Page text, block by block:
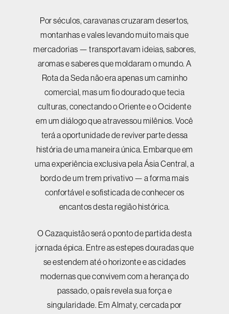
Por séculos, caravanas cruzaram desertos,
montanhas e vales levando muito mais que
mercadorias — transportavam ideias, sabores,
aromas e saberes que moldaram o mundo. A
Rota da Seda não era apenas um caminho
comercial, mas um fio dourado que tecia
culturas, conectando o Oriente e o Ocidente
em um diálogo que atravessou milênios. Você
terá a oportunidade de reviver parte dessa
história de uma maneira única. Embarque em
uma experiência exclusiva pela Ásia Central, a
bordo de um trem privativo — a forma mais
confortável e sofisticada de conhecer os
encantos desta região histórica.
O Cazaquistão será o ponto de partida desta
jornada épica. Entre as estepes douradas que
se estendem até o horizonte e as cidades
modernas que convivem com a herança do
passado, o país revela sua força e
singularidade. Em Almaty, cercada por